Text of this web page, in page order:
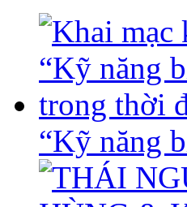
“Kỹ năng